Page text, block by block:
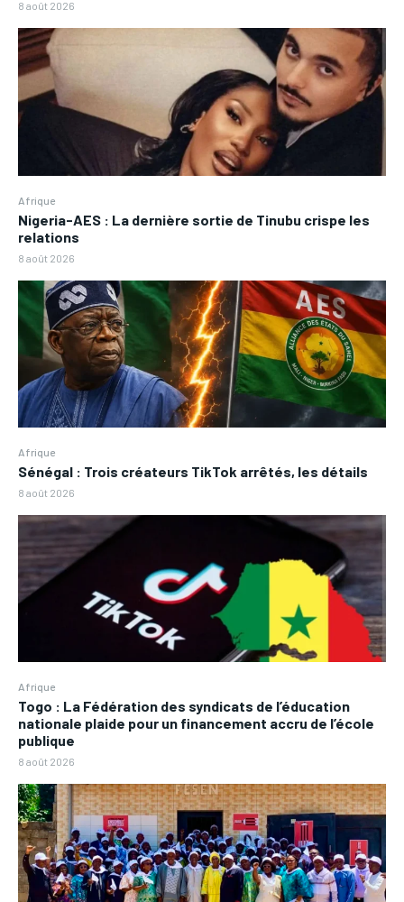
8 août 2026
Afrique
Nigeria-AES : La dernière sortie de Tinubu crispe les
relations
8 août 2026
Afrique
Sénégal : Trois créateurs TikTok arrêtés, les détails
8 août 2026
Afrique
Togo : La Fédération des syndicats de l’éducation
nationale plaide pour un financement accru de l’école
publique
8 août 2026